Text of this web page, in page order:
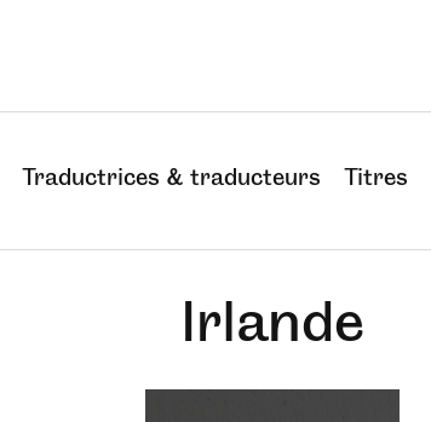
Traductrices & traducteurs Titres
Irlande